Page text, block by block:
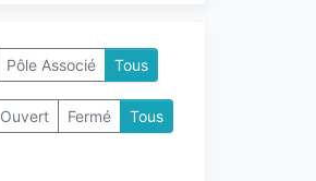
Pôle Associé Tous
Ouvert Fermé Tous